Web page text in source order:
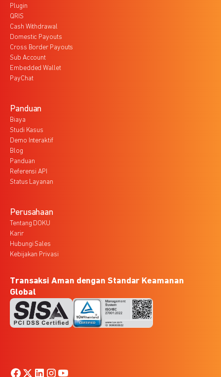
Plugin
QRIS
Cash Withdrawal
Domestic Payouts
Cross Border Payouts
Sub Account
Embedded Wallet
PayChat
Panduan
Biaya
Studi Kasus
Demo Interaktif
Blog
Panduan
Referensi API
Status Layanan
Perusahaan
Tentang DOKU
Karir
Hubungi Sales
Kebijakan Privasi
Transaksi Aman dengan Standar Keamanan
Global